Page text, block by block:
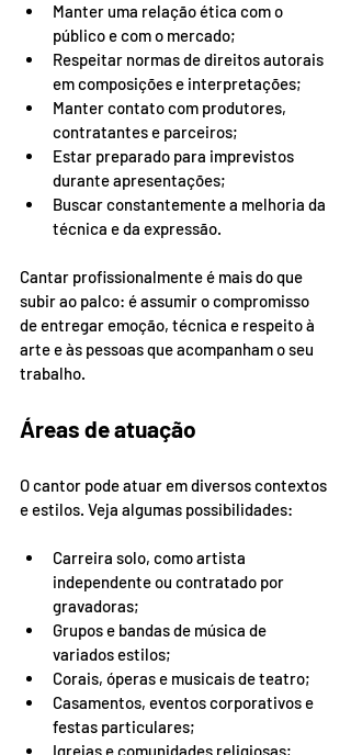
Manter uma relação ética com o
público e com o mercado;
Respeitar normas de direitos autorais
em composições e interpretações;
Manter contato com produtores,
contratantes e parceiros;
Estar preparado para imprevistos
durante apresentações;
Buscar constantemente a melhoria da
técnica e da expressão.
Cantar profissionalmente é mais do que
subir ao palco: é assumir o compromisso
de entregar emoção, técnica e respeito à
arte e às pessoas que acompanham o seu
trabalho.
Áreas de atuação
O cantor pode atuar em diversos contextos
e estilos. Veja algumas possibilidades:
Carreira solo, como artista
independente ou contratado por
gravadoras;
Grupos e bandas de música de
variados estilos;
Corais, óperas e musicais de teatro;
Casamentos, eventos corporativos e
festas particulares;
Igrejas e comunidades religiosas;